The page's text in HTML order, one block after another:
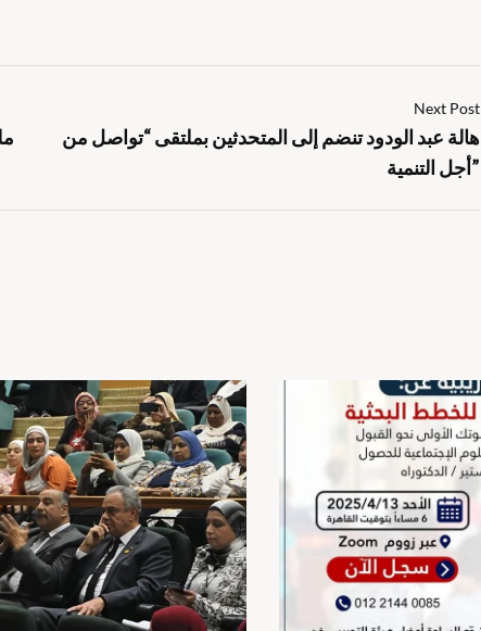
Next Post
هالة عبد الودود تنضم إلى المتحدثين بملتقى “تواصل من
أجل التنمية”